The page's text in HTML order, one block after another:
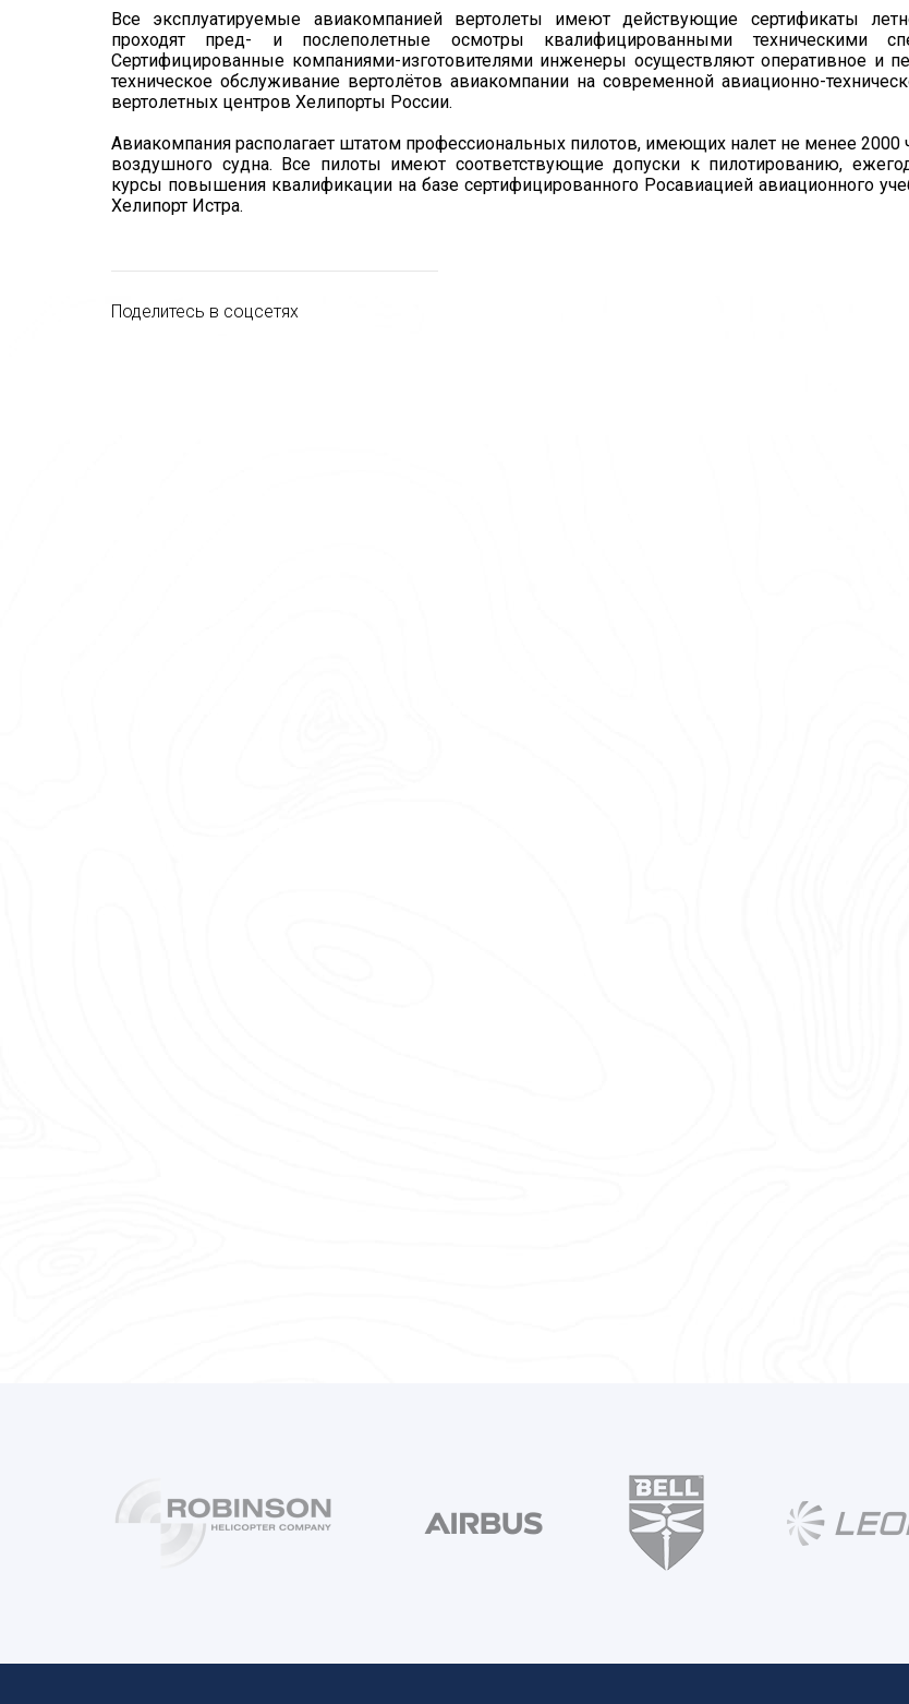
Все эксплуатируемые авиакомпанией вертолеты имеют действующие сертификаты
проходят пред- и послеполетные осмотры квалифицированными техническими
Сертифицированные компаниями-изготовителями инженеры осуществляют оперативное и
техническое обслуживание вертолётов авиакомпании на современной авиационно-
вертолетных центров Хелипорты России.
Авиакомпания располагает штатом профессиональных пилотов, имеющих налет не менее 2000
воздушного судна. Все пилоты имеют соответствующие допуски к пилотированию,
курсы повышения квалификации на базе сертифицированного Росавиацией авиационного
Хелипорт Истра.
Поделитесь в соцсетях